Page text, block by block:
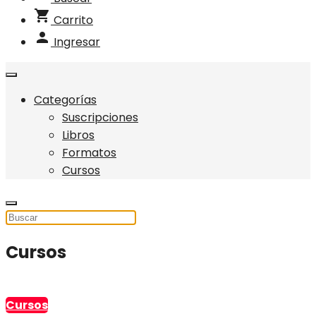
shopping_cart Carrito
person Ingresar
Categorías
Suscripciones
Libros
Formatos
Cursos
Cursos
Cursos